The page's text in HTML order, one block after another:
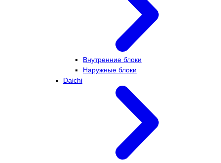
Внутренние блоки
Наружные блоки
Daichi